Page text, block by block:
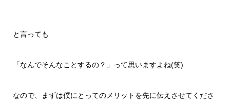
と言っても
「なんでそんなことするの？」って思いますよね(笑)
なので、まずは僕にとってのメリットを先に伝えさせてくださ